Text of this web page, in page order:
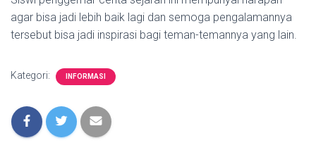
agar bisa jadi lebih baik lagi dan semoga pengalamannya
tersebut bisa jadi inspirasi bagi teman-temannya yang lain.
Kategori: INFORMASI